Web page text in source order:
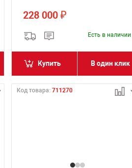
228 000 ₽
Есть в наличии
Купить В один клик
Код товара: 711270